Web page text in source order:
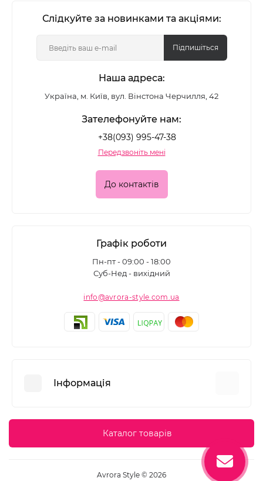
Слідкуйте за новинками та акціями:
Підпишіться
Наша адреса:
Україна, м. Київ, вул. Вінстона Черчилля, 42
Зателефонуйте нам:
+38(093) 995-47-38
Передзвоніть мені
До контактів
Графік роботи
Пн-пт - 09:00 - 18:00
Суб-Нед - вихідний
info@avrora-style.com.ua
Інформація
Угода користувача
Повернення товару
Каталог товарів
Avrora Style © 2026